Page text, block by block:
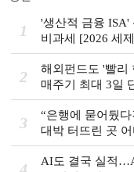
1
'생산적 금융 ISA'
비과세 [2026 세
2
해외펀드도 '빨
매주기 최대 3일
3
“은행에 묻어뒀
대박 터뜨린 곳 어
4
AI도 결국 실적